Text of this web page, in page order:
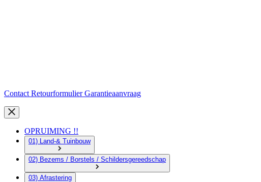
Contact RetourformulierGarantieaanvraag
OPRUIMING !!
01) Land-& Tuinbouw
02) Bezems / Borstels / Schildersgereedschap
03) Afrastering